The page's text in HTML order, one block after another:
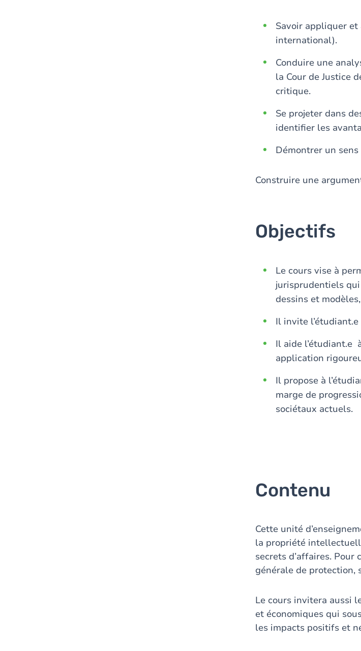
Savoir appliquer
international).
Conduire une
la Cour de Justice
critique.
Se projeter dans
identifier les
Démontrer un
Construire une
Objectifs
Le cours vise à
jurisprudentiels qui
dessins et
Il invite
Il aide l’étudiant.e
application
Il propose à
marge de
sociétaux actuels.
Contenu
Cette unité
la propriété
secrets d’affaires.
générale de protection,
Le cours invitera aussi
et économiques qui
les impacts positifs et